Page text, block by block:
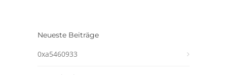
Neueste Beiträge
0xa5460933